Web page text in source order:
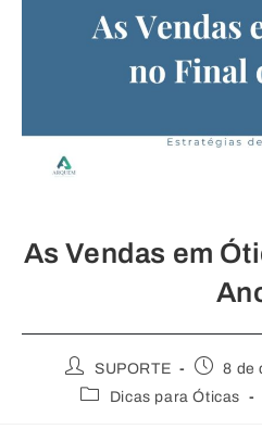
As Vendas em
SUPORTE
8 de
Dicas para Óticas